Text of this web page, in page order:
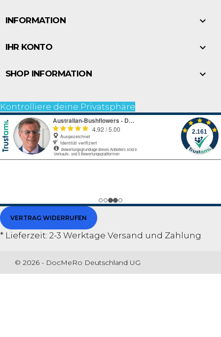
INFORMATION 
IHR KONTO 
SHOP INFORMATION 
Kontrolliere deine Privatsphäre
VERTRAG WIDERRUFEN
* Lieferzeit: 2-3 Werktage Versand und Zahlung
© 2026 - DocMeRo Deutschland UG